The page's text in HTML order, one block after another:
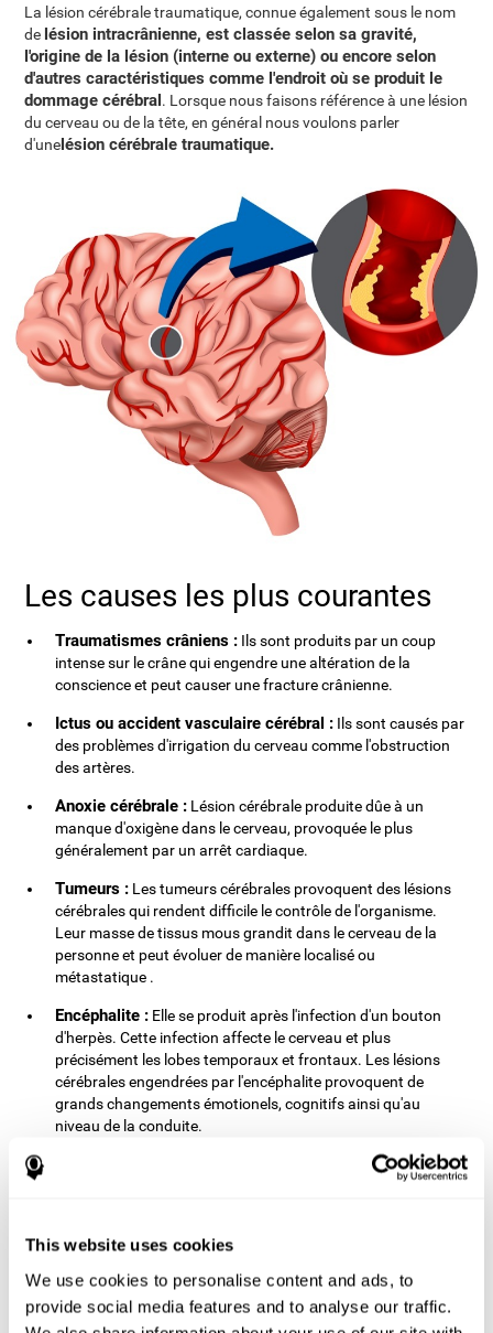
This website uses cookies
We use cookies to personalise content and ads, to
provide social media features and to analyse our traffic.
La lésion cérébrale traumatique, connue également sous le nom
de lésion intracrânienne, est classée selon sa gravité,
l'origine de la lésion (interne ou externe) ou encore selon
d'autres caractéristiques comme l'endroit où se produit le
dommage cérébral. Lorsque nous faisons référence à une lésion
du cerveau ou de la tête, en général nous voulons parler
d'unelésion cérébrale traumatique.
Les causes les plus courantes
Traumatismes crâniens : Ils sont produits par un coup
intense sur le crâne qui engendre une altération de la
conscience et peut causer une fracture crânienne.
Ictus ou accident vasculaire cérébral : Ils sont causés par
des problèmes d'irrigation du cerveau comme l'obstruction
des artères.
Anoxie cérébrale : Lésion cérébrale produite dûe à un
manque d'oxigène dans le cerveau, provoquée le plus
généralement par un arrêt cardiaque.
Tumeurs : Les tumeurs cérébrales provoquent des lésions
cérébrales qui rendent difficile le contrôle de l'organisme.
Leur masse de tissus mous grandit dans le cerveau de la
personne et peut évoluer de manière localisé ou
métastatique .
Encéphalite : Elle se produit après l'infection d'un bouton
d'herpès. Cette infection affecte le cerveau et plus
précisément les lobes temporaux et frontaux. Les lésions
cérébrales engendrées par l'encéphalite provoquent de
grands changements émotionels, cognitifs ainsi qu'au
niveau de la conduite.
A ce jour, la lésion cérébrale traumatique
est une des
principales causes d'handicap et de détérioration cognitive,
femmes. Les causes et symptômes sont multiples et dependent
du type de lésion. Les causes incluent les chutes, les accidents de
la route, la violence et le sport.